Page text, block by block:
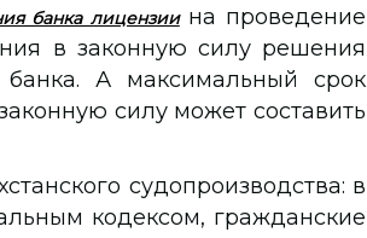
банка лицензиина проведение
в законную силу решения
А максимальный срок
силу может составить
судопроизводства: в
кодексом, гражданские